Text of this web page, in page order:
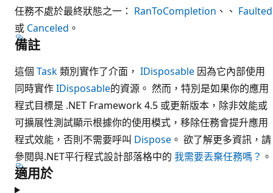
任務不處於最終狀態之一： RanToCompletion 、、 Faulted
或 Canceled 。
備註
這個 Task類別實作了介面， IDisposable 因為它內部使用
同時實作IDisposable的資源。 然而，特別是如果你的應用
程式目標是 .NET Framework 4.5 或更新版本，除非效能或
可擴展性測試顯示根據你的使用模式，移除任務會提升應用
程式效能，否則不需要呼叫 Dispose 。 欲了解更多資訊，請
參閱與.NET平行程式設計部落格中的 我需要丟棄任務嗎？ 。
適用於